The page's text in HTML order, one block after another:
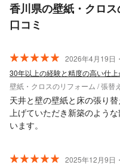
香川県の壁紙・クロ
口コミ
2026年4月19日
30年以上の経験と精度の高い仕
壁紙・クロスのリフォーム / 張替え
天井と壁の壁紙と床の張り
上げていただき新築のよう
います。
2025年12月9日